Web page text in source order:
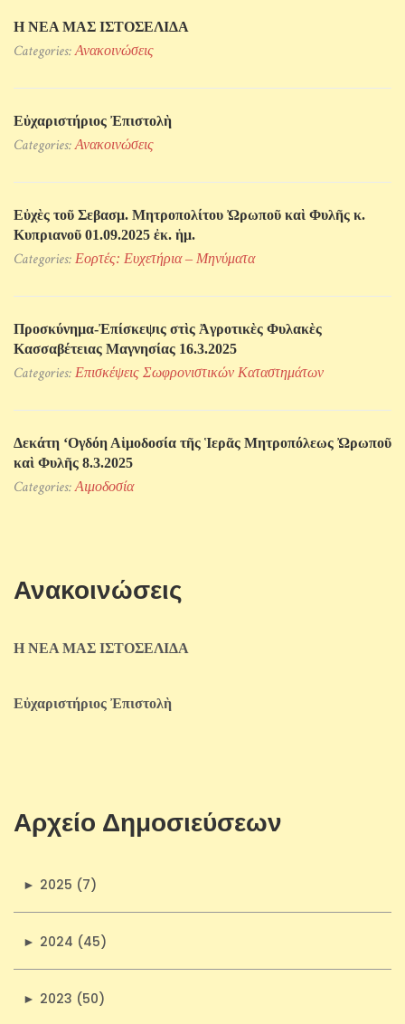
Η ΝΕΑ ΜΑΣ ΙΣΤΟΣΕΛΙΔΑ
Categories:Ανακοινώσεις
Εὐχαριστήριος Ἐπιστολὴ
Categories:Ανακοινώσεις
Εὐχὲς τοῦ Σεβασμ. Μητροπολίτου Ὠρωποῦ καὶ Φυλῆς κ.
Κυπριανοῦ 01.09.2025 ἐκ. ἡμ.
Categories: Εορτές: Ευχετήρια – Μηνύματα
Προσκύνηµα-Ἐπίσκεψις στὶς Ἀγροτικὲς Φυλακὲς
Κασσαβέτειας Μαγνησίας 16.3.2025
Categories: Επισκέψεις Σωφρονιστικών Kαταστημάτων
Δεκάτη ‘Ογδόη Αἱμοδοσία τῆς Ἱερᾶς Μητροπόλεως Ὠρωποῦ
καὶ Φυλῆς 8.3.2025
Categories:Αιμοδοσία
Ανακοινώσεις
Η ΝΕΑ ΜΑΣ ΙΣΤΟΣΕΛΙΔΑ
Εὐχαριστήριος Ἐπιστολὴ
Αρχείο Δημοσιεύσεων
► 2025 (7)
► 2024 (45)
► 2023 (50)